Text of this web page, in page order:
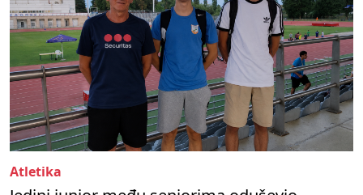
Atletika